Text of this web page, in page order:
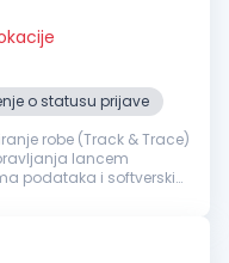
o statusu prijave
robe (Track & Trace)
lancem
podataka i softverskim